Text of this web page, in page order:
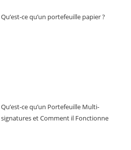
Qu’est-ce qu’un portefeuille papier ?
Qu’est-ce qu’un Portefeuille Multi-
signatures et Comment il Fonctionne